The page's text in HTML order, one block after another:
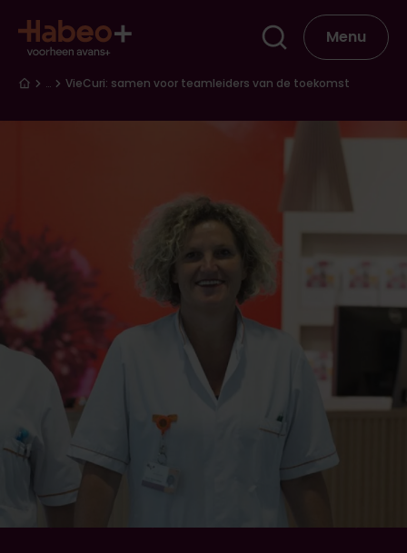
Menu
Kruimelpad
… VieCuri: samen voor teamleiders van de toekomst